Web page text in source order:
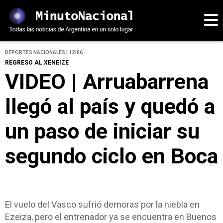
DEPORTES NACIONALES | 12/06
REGRESO AL XENEIZE
VIDEO | Arruabarrena
llegó al país y quedó a
un paso de iniciar su
segundo ciclo en Boca
El vuelo del Vasco sufrió demoras por la niebla en
Ezeiza, pero el entrenador ya se encuentra en Buenos